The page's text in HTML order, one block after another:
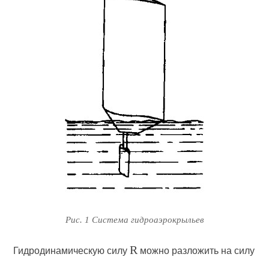
Рис. 1 Система гидроаэрокрыльев
Гидродинамическую силу R можно разложить на силу